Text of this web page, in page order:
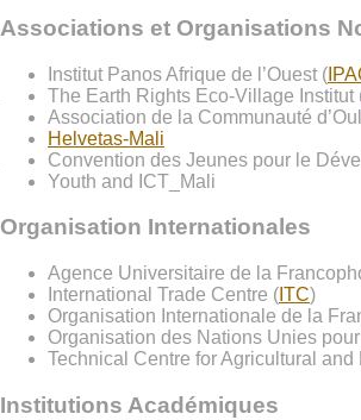
Associations et Organisations
Institut Panos Afrique de l’Ouest (
The Earth Rights Eco-Village Institut
Association de la Communauté
Helvetas-Mali
Convention des Jeunes pour le
Youth and ICT_Mali
Organisation Internationales
Agence Universitaire de la
International Trade Centre ( ITC)
Organisation Internationale de la
Organisation des Nations Unies
Technical Centre for Agricultural
Institutions Académiques